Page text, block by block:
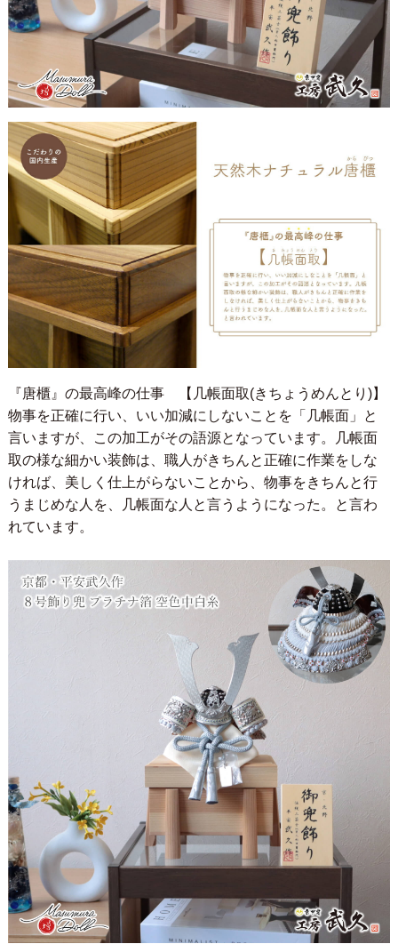
『唐櫃』の最高峰の仕事 【几帳面取(きちょうめんとり)】
物事を正確に行い、いい加減にしないことを「几帳面」と
言いますが、この加工がその語源となっています。几帳面
取の様な細かい装飾は、職人がきちんと正確に作業をしな
ければ、美しく仕上がらないことから、物事をきちんと行
うまじめな人を、几帳面な人と言うようになった。と言わ
れています。